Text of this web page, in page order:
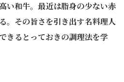
い和牛。最近は脂身の少ない赤
。その旨さを引き出す名料理人
きるとっておきの調理法を学